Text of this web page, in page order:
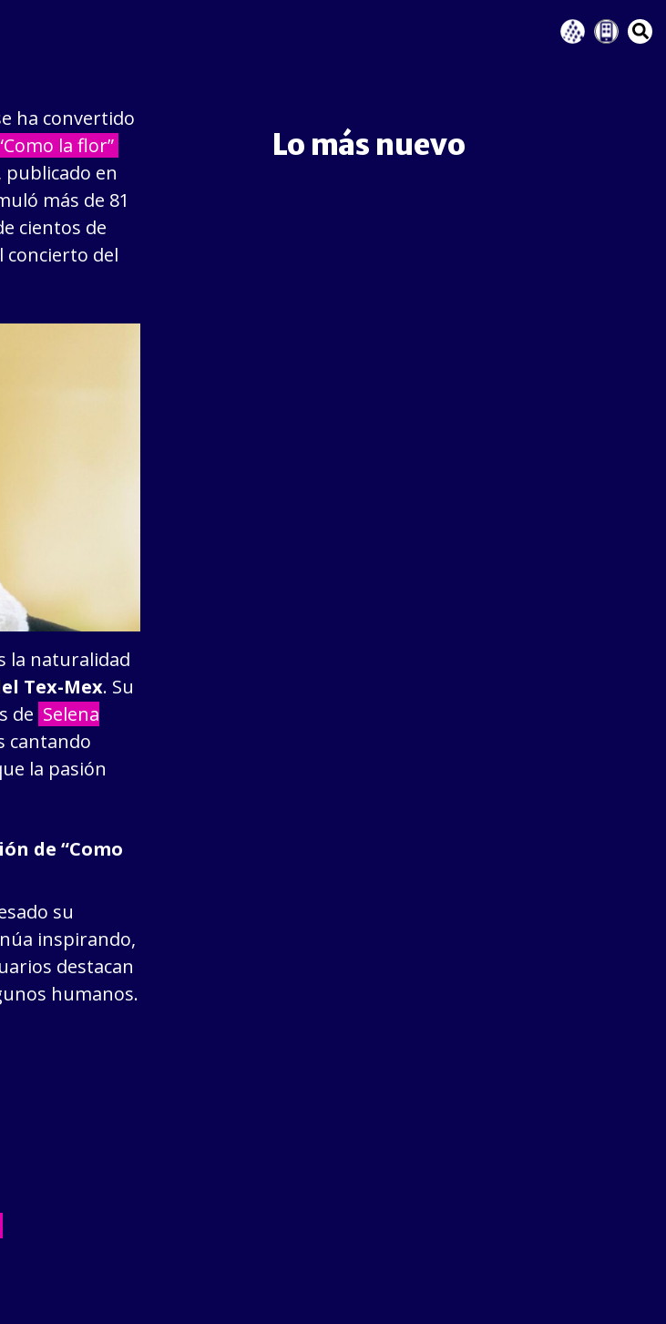
ha convertido
la flor”
publicado en
más de 81
cientos de
concierto del
la naturalidad
Tex-Mex. Su
de Selena
cantando
la pasión
de “Como
su
inspirando,
destacan
humanos.
Lo más nuevo